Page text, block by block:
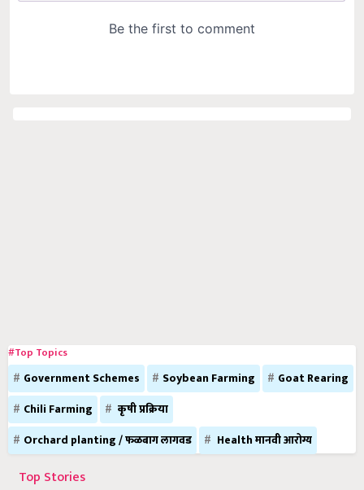
#Top Topics
Government Schemes Soybean Farming
Goat Rearing
Chili Farming
कृषी प्रक्रिया
Orchard planting / फळबाग लागवड
Health मानवी आरोग्य
Top Stories